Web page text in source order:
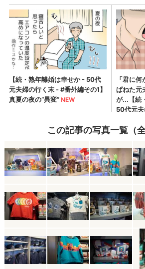
この記事の写真一覧（